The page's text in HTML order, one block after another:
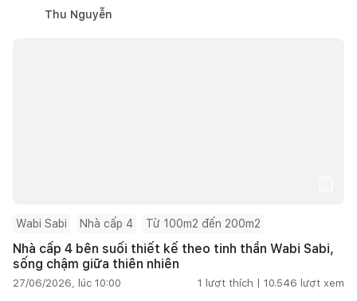
Thu Nguyễn
Wabi Sabi Nhà cấp 4 Từ 100m2 đến 200m2
Nhà cấp 4 bên suối thiết kế theo tinh thần Wabi Sabi,
sống chậm giữa thiên nhiên
27/06/2026, lúc 10:00 1 lượt thích | 10.546 lượt xem